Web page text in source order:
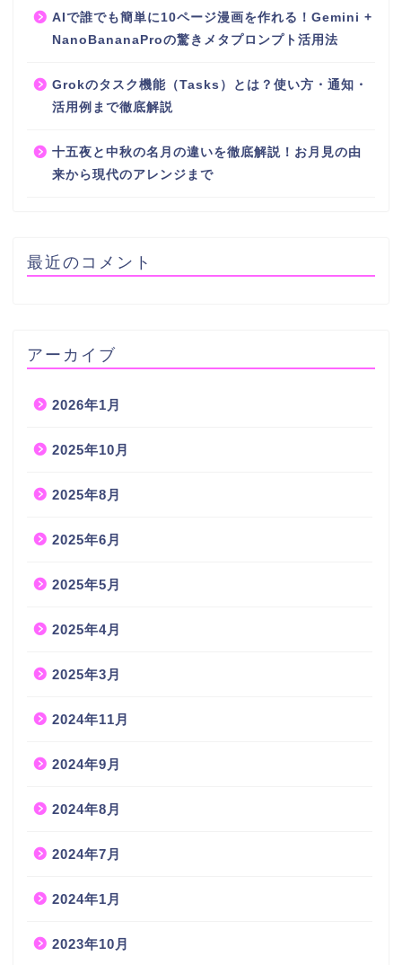
AIで誰でも簡単に10ページ漫画を作れる！Gemini +
NanoBananaProの驚きメタプロンプト活用法
Grokのタスク機能（Tasks）とは？使い方・通知・
活用例まで徹底解説
十五夜と中秋の名月の違いを徹底解説！お月見の由
来から現代のアレンジまで
最近のコメント
アーカイブ
2026年1月
2025年10月
2025年8月
2025年6月
2025年5月
2025年4月
2025年3月
2024年11月
2024年9月
2024年8月
2024年7月
2024年1月
2023年10月